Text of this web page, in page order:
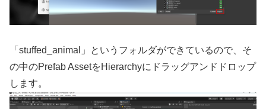
「stuffed_animal」というフォルダができているので、そ
の中のPrefab AssetをHierarchyにドラッグアンドドロップ
します。